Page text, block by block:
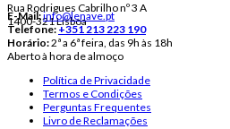
Rua Rodrigues Cabrilho nº 3 A
1400-321 Lisboa
E-Mail:info@lenave.pt
Telefone:+351 213 223 190
Horário:2ª a 6ª feira, das 9h às 18h
Aberto à hora de almoço
Política de Privacidade
Termos e Condições
Perguntas Frequentes
Livro de Reclamações